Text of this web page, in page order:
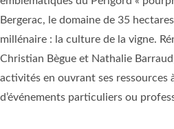
Bergerac, le domaine de 35
millénaire : la culture de la vigne.
Christian Bègue et Nathalie
activités en ouvrant ses ressources
d’événements particuliers ou